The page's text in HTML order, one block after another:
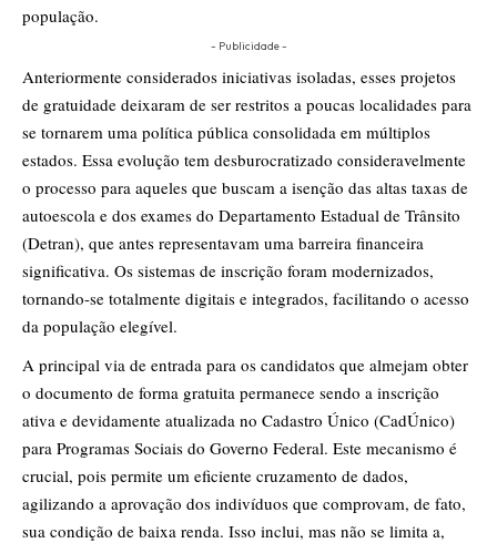
população.
- Publicidade -
Anteriormente considerados iniciativas isoladas, esses projetos
de gratuidade deixaram de ser restritos a poucas localidades para
se tornarem uma política pública consolidada em múltiplos
estados. Essa evolução tem desburocratizado consideravelmente
o processo para aqueles que buscam a isenção das altas taxas de
autoescola e dos exames do Departamento Estadual de Trânsito
(Detran), que antes representavam uma barreira financeira
significativa. Os sistemas de inscrição foram modernizados,
tornando-se totalmente digitais e integrados, facilitando o acesso
da população elegível.
A principal via de entrada para os candidatos que almejam obter
o documento de forma gratuita permanece sendo a inscrição
ativa e devidamente atualizada no Cadastro Único (CadÚnico)
para Programas Sociais do Governo Federal. Este mecanismo é
crucial, pois permite um eficiente cruzamento de dados,
agilizando a aprovação dos indivíduos que comprovam, de fato,
sua condição de baixa renda. Isso inclui, mas não se limita a,